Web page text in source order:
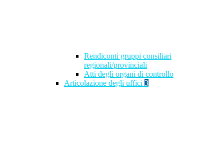
Rendiconti gruppi consiliari
regionali/provinciali
Atti degli organi di controllo
Articolazione degli uffici 3